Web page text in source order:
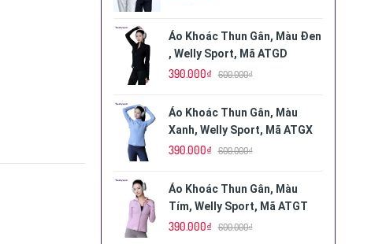
Áo Khoác Thun Gân, Màu Đen
, Welly Sport, Mã ATGD
390.000₫ 600.000₫
Áo Khoác Thun Gân, Màu
Xanh, Welly Sport, Mã ATGX
390.000₫ 600.000₫
Áo Khoác Thun Gân, Màu
Tím, Welly Sport, Mã ATGT
390.000₫ 600.000₫